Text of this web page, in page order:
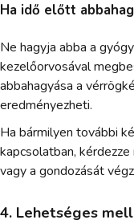
Ha idő előtt
Ne hagyja abba a
kezelőorvosával
abbahagyása a
eredményezheti.
Ha bármilyen további
kapcsolatban,
vagy a gondozását
4. Lehetséges